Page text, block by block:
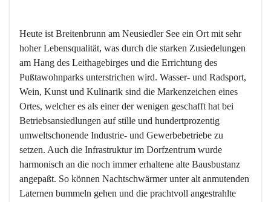
Heute ist Breitenbrunn am Neusiedler See ein Ort mit sehr
hoher Lebensqualität, was durch die starken Zusiedelungen
am Hang des Leithagebirges und die Errichtung des
Pußtawohnparks unterstrichen wird. Wasser- und Radsport,
Wein, Kunst und Kulinarik sind die Markenzeichen eines
Ortes, welcher es als einer der wenigen geschafft hat bei
Betriebsansiedlungen auf stille und hundertprozentig
umweltschonende Industrie- und Gewerbebetriebe zu
setzen. Auch die Infrastruktur im Dorfzentrum wurde
harmonisch an die noch immer erhaltene alte Bausbustanz
angepaßt. So können Nachtschwärmer unter alt anmutenden
Laternen bummeln gehen und die prachtvoll angestrahlte